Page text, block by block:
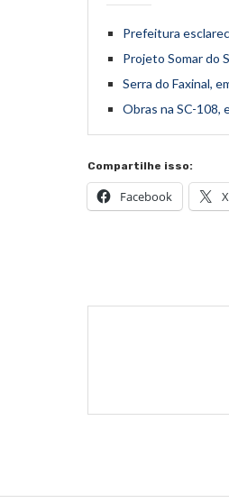
Prefeitura
Projeto Somar do
Serra do Faxinal,
Obras na SC-108,
Compartilhe isso:
Facebook X